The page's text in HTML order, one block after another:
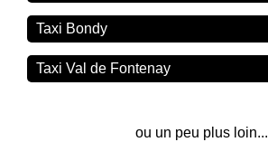
Taxi Bondy
Taxi Val de Fontenay
ou un peu plus loin...